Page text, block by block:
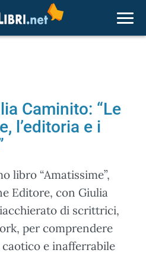
Caminito: “Le
l’editoria e i
libro “Amatissime”,
Editore, con Giulia
di scrittrici,
per comprendere
e inafferrabile